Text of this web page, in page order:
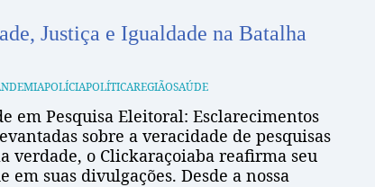
Justiça e Igualdade na Batalha
POLÍCIAPOLÍTICAREGIÃOSAÚDE
em Pesquisa Eleitoral: Esclarecimentos
sobre a veracidade de pesquisas
verdade, o Clickaraçoiaba reafirma seu
suas divulgações. Desde a nossa